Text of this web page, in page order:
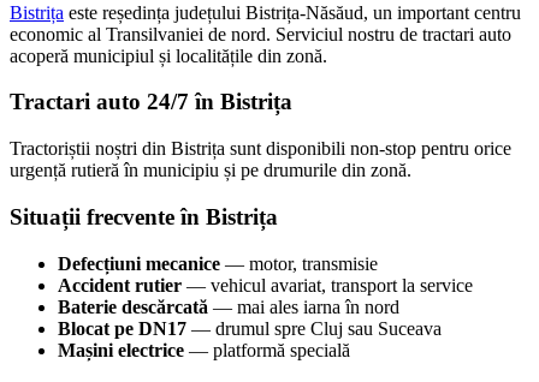
Bistrița este reședința județului Bistrița-Năsăud, un important centru
economic al Transilvaniei de nord. Serviciul nostru de tractari auto
acoperă municipiul și localitățile din zonă.
Tractari auto 24/7 în Bistrița
Tractoriștii noștri din Bistrița sunt disponibili non-stop pentru orice
urgență rutieră în municipiu și pe drumurile din zonă.
Situații frecvente în Bistrița
Defecțiuni mecanice — motor, transmisie
Accident rutier — vehicul avariat, transport la service
Baterie descărcată — mai ales iarna în nord
Blocat pe DN17 — drumul spre Cluj sau Suceava
Mașini electrice — platformă specială